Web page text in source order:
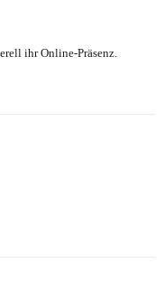
ihr Online-Präsenz.